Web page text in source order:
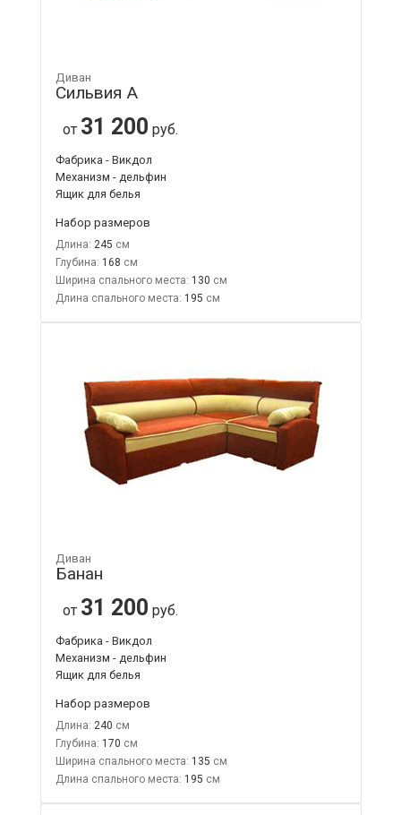
Диван
Сильвия А
от 31 200 руб.
Фабрика - Викдол
Механизм - дельфин
Ящик для белья
Набор размеров
Длина: 245
Глубина: 168
Ширина спального места: 130
Длина спального места: 195
Диван
Банан
от 31 200 руб.
Фабрика - Викдол
Механизм - дельфин
Ящик для белья
Набор размеров
Длина: 240
Глубина: 170
Ширина спального места: 135
Длина спального места: 195